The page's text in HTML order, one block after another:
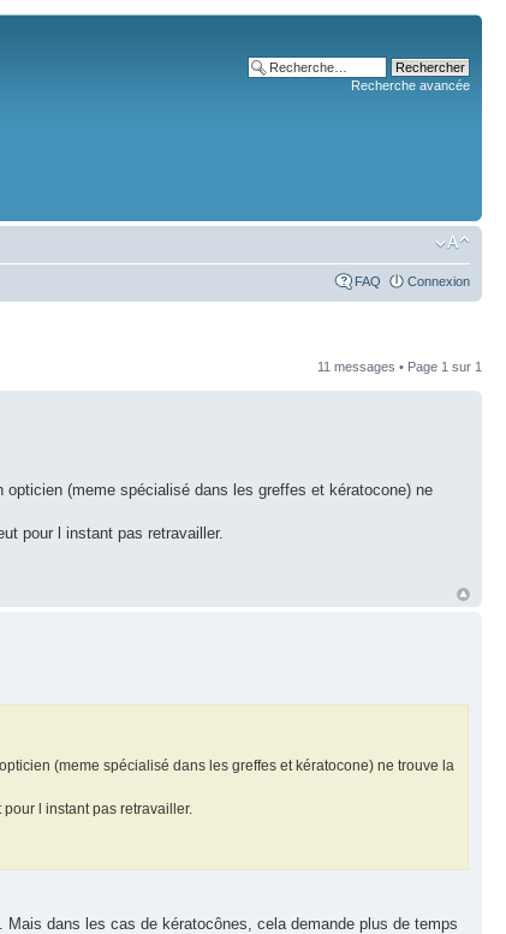
Recherche avancée
FAQ Connexion
11 messages • Page 1 sur 1
(meme spécialisé dans les greffes et kératocone) ne
pour l instant pas retravailler.
(meme spécialisé dans les greffes et kératocone) ne trouve la
l instant pas retravailler.
dans les cas de kératocônes, cela demande plus de temps